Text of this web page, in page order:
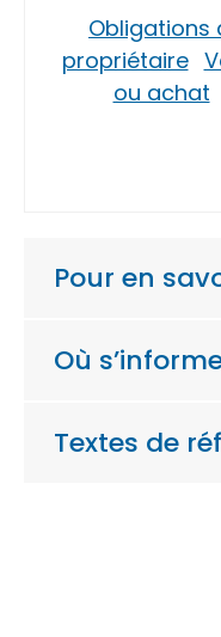
Obligations
propriétaire
ou achat
Pour en
Où
Textes de